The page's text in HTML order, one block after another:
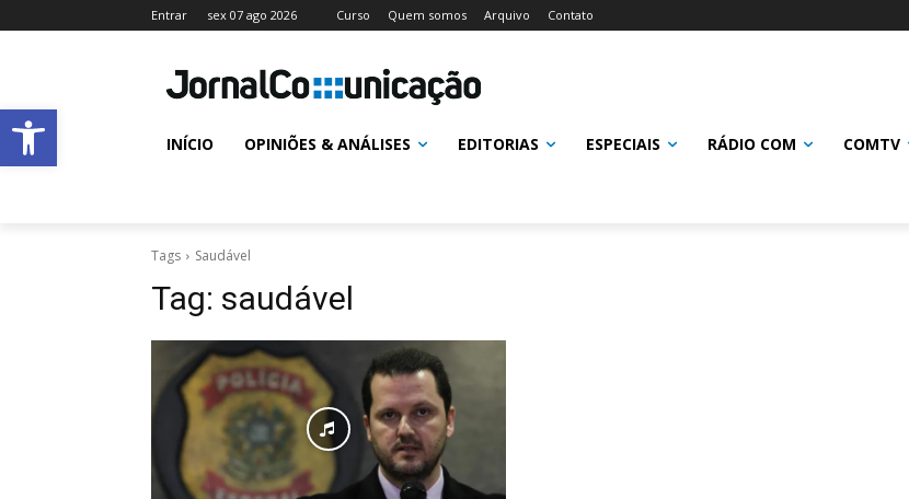
Abrir a barra de ferramentas
Entrar sex 07 ago 2026 Curso Quem somos Arquivo Contato
INÍCIO OPINIÕES & ANÁLISES EDITORIAS ESPECIAIS RÁDIO COM COMTV
Tags Saudável
Tag: saudável